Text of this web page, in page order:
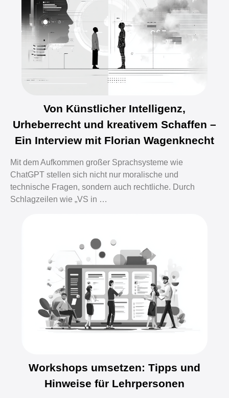
Von Künstlicher Intelligenz,
Urheberrecht und kreativem Schaffen –
Ein Interview mit Florian Wagenknecht
Mit dem Aufkommen großer Sprachsysteme wie
ChatGPT stellen sich nicht nur moralische und
technische Fragen, sondern auch rechtliche. Durch
Schlagzeilen wie „VS in …
Workshops umsetzen: Tipps und
Hinweise für Lehrpersonen